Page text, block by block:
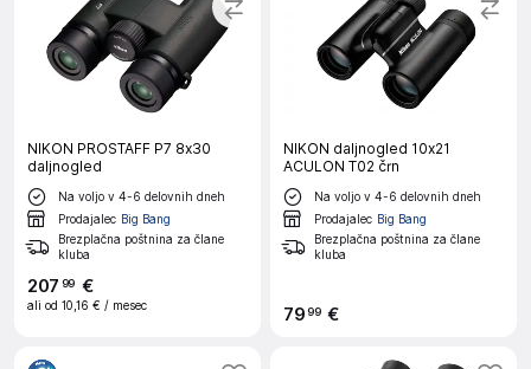
NIKON PROSTAFF P7 8x30
daljnogled
Na voljo v 4-6 delovnih dneh
Prodajalec Big Bang
Brezplačna poštnina za člane
kluba
207 99 €
ali od 10,16 € / mesec
NIKON daljnogled 10x21
ACULON T02 črn
Na voljo v 4-6 delovnih dneh
Prodajalec Big Bang
Brezplačna poštnina za člane
kluba
7999 €